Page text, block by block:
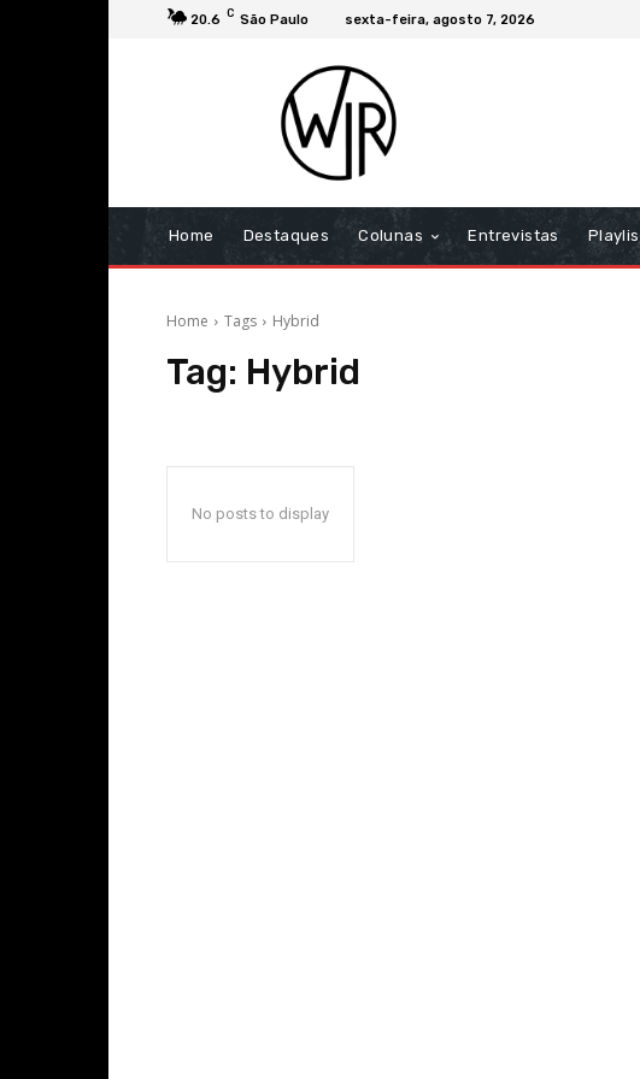
20.6 C São Paulo sexta-feira, agosto 7, 2026
Home Destaques Colunas Entrevistas
Home Tags Hybrid
Tag: Hybrid
No posts to display